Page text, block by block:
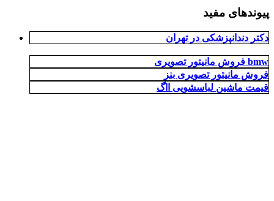
پیوندهای مفید
دکتر دندانپزشکی در تهران
فروش مانیتور تصویری bmw
فروش مانیتور تصویری بنز
قیمت ماشین لباسشویی ااگ